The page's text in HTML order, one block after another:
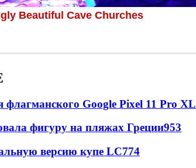
флагманского Google Pixel 11 Pro XL
фигуру на пляжах Греции953
версию купе LC774